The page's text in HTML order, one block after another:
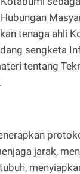
tenaga ahli
sengketa
tentang
jarak,